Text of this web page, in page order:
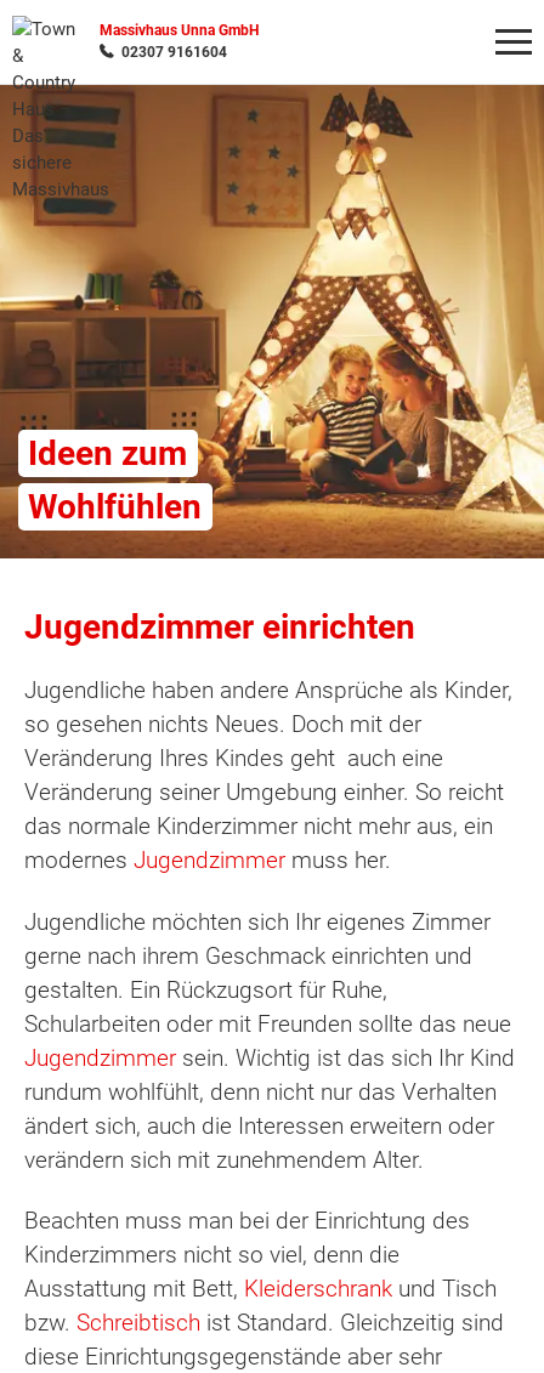
Massivhaus Unna GmbH
02307 9161604
Ideen zum
Wohlfühlen
Jugendzimmer einrichten
Jugendliche haben andere Ansprüche als Kinder,
so gesehen nichts Neues. Doch mit der
Veränderung Ihres Kindes geht auch eine
Veränderung seiner Umgebung einher. So reicht
das normale Kinderzimmer nicht mehr aus, ein
modernes Jugendzimmer muss her.
Jugendliche möchten sich Ihr eigenes Zimmer
gerne nach ihrem Geschmack einrichten und
gestalten. Ein Rückzugsort für Ruhe,
Schularbeiten oder mit Freunden sollte das neue
Jugendzimmer sein. Wichtig ist das sich Ihr Kind
rundum wohlfühlt, denn nicht nur das Verhalten
ändert sich, auch die Interessen erweitern oder
verändern sich mit zunehmendem Alter.
Beachten muss man bei der Einrichtung des
Kinderzimmers nicht so viel, denn die
Ausstattung mit Bett, Kleiderschrank und Tisch
bzw. Schreibtisch ist Standard. Gleichzeitig sind
diese Einrichtungsgegenstände aber sehr
Wonach möchten Sie suchen?